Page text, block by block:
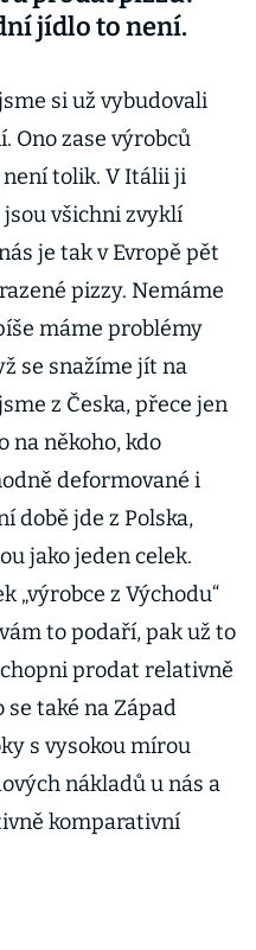
jídlo to není.
si už vybudovali
Ono zase výrobců
není tolik. V Itálii ji
všichni zvyklí
je tak v Evropě pět
pizzy. Nemáme
máme problémy
se snažíme jít na
z Česka, přece jen
na někoho, kdo
deformované i
době jde z Polska,
jako jeden celek.
„výrobce z Východu“
to podaří, pak už to
prodat relativně
také na Západ
s vysokou mírou
nákladů u nás a
komparativní